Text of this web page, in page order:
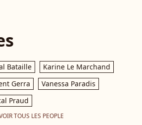
Bataille
Karine Le Marchand
Gerra
Vanessa Paradis
Praud
TOUS LES PEOPLE